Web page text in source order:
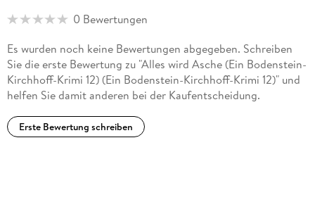
0 Bewertungen
Es wurden noch keine Bewertungen abgegeben. Schreiben
Sie die erste Bewertung zu "Alles wird Asche (Ein Bodenstein-
Kirchhoff-Krimi 12) (Ein Bodenstein-Kirchhoff-Krimi 12)" und
helfen Sie damit anderen bei der Kaufentscheidung.
Erste Bewertung schreiben